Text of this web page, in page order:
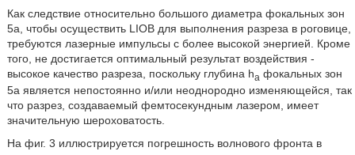
Как следствие относительно большого диаметра фокальных зон
5а, чтобы осуществить LIOB для выполнения разреза в роговице,
требуются лазерные импульсы с более высокой энергией. Кроме
того, не достигается оптимальный результат воздействия -
высокое качество разреза, поскольку глубина ha фокальных зон
5а является непостоянно и/или неоднородно изменяющейся, так
что разрез, создаваемый фемтосекундным лазером, имеет
значительную шероховатость.
На фиг. 3 иллюстрируется погрешность волнового фронта в